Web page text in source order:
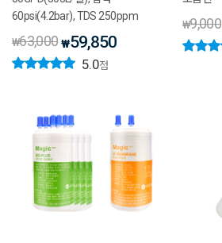
60psi(4.2bar), TDS 250ppm
₩63,000 ₩59,850
5.0점
₩9,000